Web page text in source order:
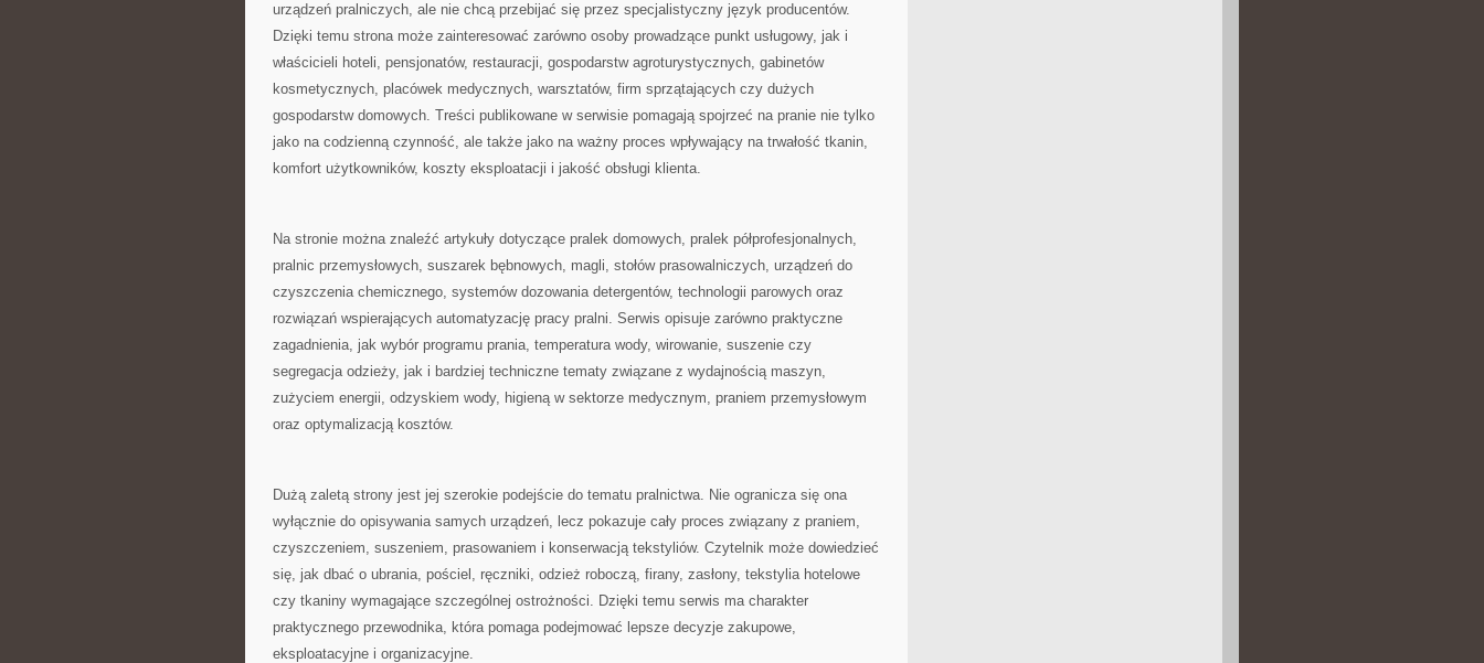
urządzeń pralniczych, ale nie chcą przebijać się przez specjalistyczny język producentów.
Dzięki temu strona może zainteresować zarówno osoby prowadzące punkt usługowy, jak i
właścicieli hoteli, pensjonatów, restauracji, gospodarstw agroturystycznych, gabinetów
kosmetycznych, placówek medycznych, warsztatów, firm sprzątających czy dużych
gospodarstw domowych. Treści publikowane w serwisie pomagają spojrzeć na pranie nie tylko
jako na codzienną czynność, ale także jako na ważny proces wpływający na trwałość tkanin,
komfort użytkowników, koszty eksploatacji i jakość obsługi klienta.
Na stronie można znaleźć artykuły dotyczące pralek domowych, pralek półprofesjonalnych,
pralnic przemysłowych, suszarek bębnowych, magli, stołów prasowalniczych, urządzeń do
czyszczenia chemicznego, systemów dozowania detergentów, technologii parowych oraz
rozwiązań wspierających automatyzację pracy pralni. Serwis opisuje zarówno praktyczne
zagadnienia, jak wybór programu prania, temperatura wody, wirowanie, suszenie czy
segregacja odzieży, jak i bardziej techniczne tematy związane z wydajnością maszyn,
zużyciem energii, odzyskiem wody, higieną w sektorze medycznym, praniem przemysłowym
oraz optymalizacją kosztów.
Dużą zaletą strony jest jej szerokie podejście do tematu pralnictwa. Nie ogranicza się ona
wyłącznie do opisywania samych urządzeń, lecz pokazuje cały proces związany z praniem,
czyszczeniem, suszeniem, prasowaniem i konserwacją tekstyliów. Czytelnik może dowiedzieć
się, jak dbać o ubrania, pościel, ręczniki, odzież roboczą, firany, zasłony, tekstylia hotelowe
czy tkaniny wymagające szczególnej ostrożności. Dzięki temu serwis ma charakter
praktycznego przewodnika, która pomaga podejmować lepsze decyzje zakupowe,
eksploatacyjne i organizacyjne.